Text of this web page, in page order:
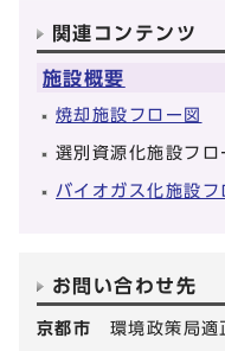
関連コンテンツ
施設概要
焼却施設フロー図
選別資源化施設フロ
バイオガス化施設フ
お問い合わせ先
京都市 環境政策局適